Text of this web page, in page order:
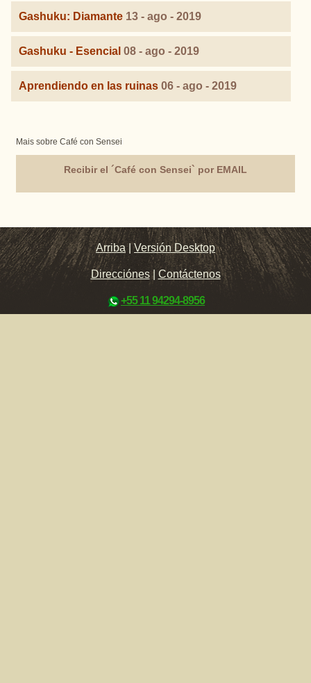
Gashuku: Diamante 13 - ago - 2019
Gashuku - Esencial 08 - ago - 2019
Aprendiendo en las ruinas 06 - ago - 2019
Mais sobre Café con Sensei
Recibir el ´Café con Sensei` por EMAIL
Arriba |Versión Desktop
Direcciónes| Contáctenos
+55 11 94294-8956